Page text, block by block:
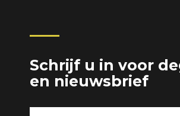
Schrijf u in voor
en nieuwsbrief